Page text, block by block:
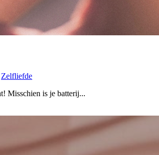
Zelfliefde
Misschien is je batterij...